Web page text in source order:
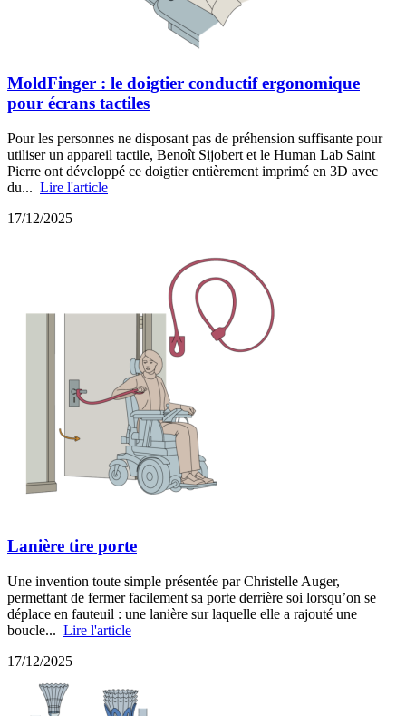
MoldFinger : le doigtier conductif ergonomique
pour écrans tactiles
Pour les personnes ne disposant pas de préhension suffisante pour
utiliser un appareil tactile, Benoît Sijobert et le Human Lab Saint
Pierre ont développé ce doigtier entièrement imprimé en 3D avec
du... Lire l'article
17/12/2025
Lanière tire porte
Une invention toute simple présentée par Christelle Auger,
permettant de fermer facilement sa porte derrière soi lorsqu’on se
déplace en fauteuil : une lanière sur laquelle elle a rajouté une
boucle... Lire l'article
17/12/2025